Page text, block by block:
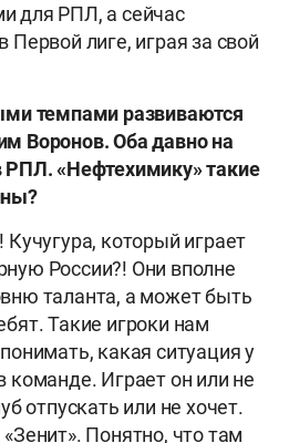
для РПЛ, а сейчас
Первой лиге, играя за свой
темпами развиваются
Воронов. Оба давно на
РПЛ. «Нефтехимику» такие
который играет
России?! Они вполне
таланта, а может быть
Такие игроки нам
какая ситуация у
команде. Играет он или не
отпускать или не хочет.
Понятно, что там